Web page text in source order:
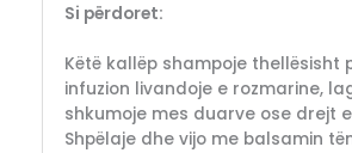
Si përdoret:
Këtë kallëp shampoje thellësisht
infuzion livandoje e rozmarine,
shkumoje mes duarve ose drejt
Shpëlaje dhe vijo me balsamin